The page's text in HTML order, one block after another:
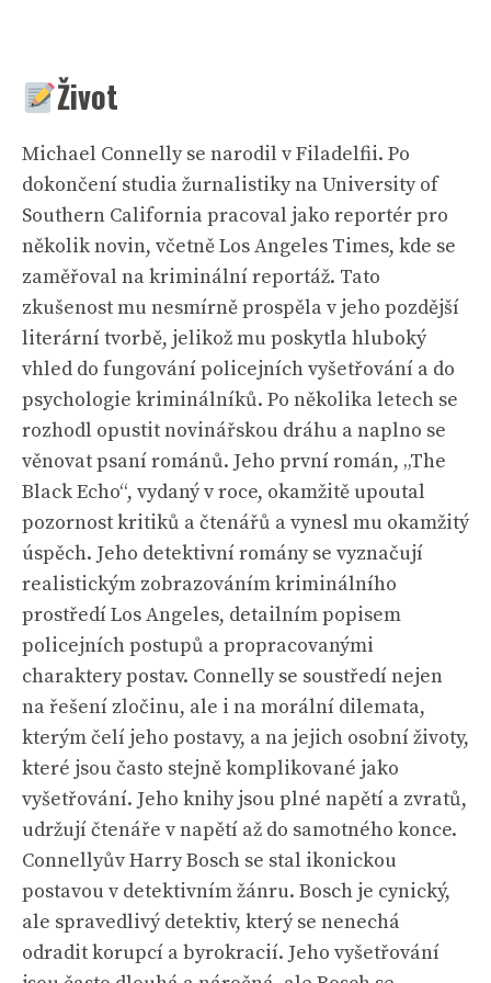
Život
Michael Connelly se narodil v Filadelfii. Po
dokončení studia žurnalistiky na University of
Southern California pracoval jako reportér pro
několik novin, včetně Los Angeles Times, kde se
zaměřoval na kriminální reportáž. Tato
zkušenost mu nesmírně prospěla v jeho pozdější
literární tvorbě, jelikož mu poskytla hluboký
vhled do fungování policejních vyšetřování a do
psychologie kriminálníků. Po několika letech se
rozhodl opustit novinářskou dráhu a naplno se
věnovat psaní románů. Jeho první román, „The
Black Echo“, vydaný v roce, okamžitě upoutal
pozornost kritiků a čtenářů a vynesl mu okamžitý
úspěch. Jeho detektivní romány se vyznačují
realistickým zobrazováním kriminálního
prostředí Los Angeles, detailním popisem
policejních postupů a propracovanými
charaktery postav. Connelly se soustředí nejen
na řešení zločinu, ale i na morální dilemata,
kterým čelí jeho postavy, a na jejich osobní životy,
které jsou často stejně komplikované jako
vyšetřování. Jeho knihy jsou plné napětí a zvratů,
udržují čtenáře v napětí až do samotného konce.
Connellyův Harry Bosch se stal ikonickou
postavou v detektivním žánru. Bosch je cynický,
ale spravedlivý detektiv, který se nenechá
odradit korupcí a byrokracií. Jeho vyšetřování